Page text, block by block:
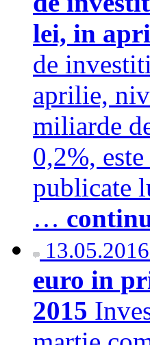
lei, in
de
aprilie,
miliarde
0,2%,
publicate
…
13.05.2016
euro in
2015